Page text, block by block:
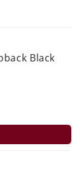
Black